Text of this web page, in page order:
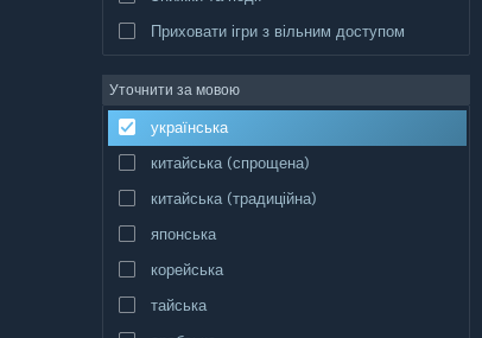
Приховати ігри з вільним доступом
Уточнити за мовою
українська
китайська (спрощена)
китайська (традиційна)
японська
корейська
тайська